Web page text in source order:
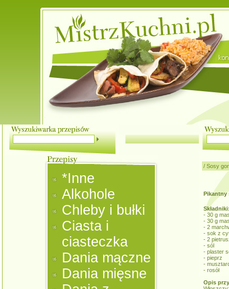
*Inne
Alkohole
Chleby i bułki
Ciasta i
ciasteczka
Dania mączne
Dania mięsne
/ Sosy
Pikantny
- 30 g
- 30 g
- 2
- sok z
- 2
- sól
- plaster
- pieprz
-
- rosół
Opis